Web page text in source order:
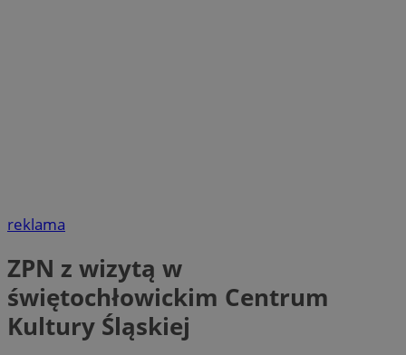
reklama
ZPN z wizytą w
świętochłowickim Centrum
Kultury Śląskiej